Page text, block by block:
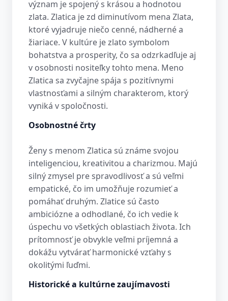
význam je spojený s krásou a hodnotou
zlata. Zlatica je zd diminutívom mena Zlata,
ktoré vyjadruje niečo cenné, nádherné a
žiariace. V kultúre je zlato symbolom
bohatstva a prosperity, čo sa odzrkadľuje aj
v osobnosti nositeľky tohto mena. Meno
Zlatica sa zvyčajne spája s pozitívnymi
vlastnosťami a silným charakterom, ktorý
vyniká v spoločnosti.
Osobnostné črty
Ženy s menom Zlatica sú známe svojou
inteligenciou, kreativitou a charizmou. Majú
silný zmysel pre spravodlivosť a sú veľmi
empatické, čo im umožňuje rozumieť a
pomáhať druhým. Zlatice sú často
ambiciózne a odhodlané, čo ich vedie k
úspechu vo všetkých oblastiach života. Ich
prítomnosť je obvykle veľmi príjemná a
dokážu vytvárať harmonické vzťahy s
okolitými ľuďmi.
Historické a kultúrne zaujímavosti